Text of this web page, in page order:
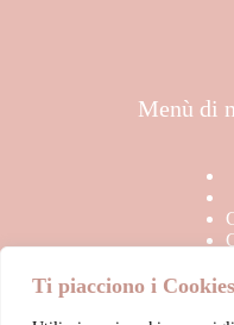
Ti piacciono i
Menù di